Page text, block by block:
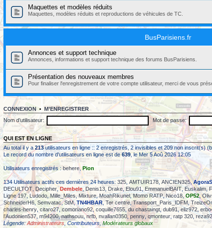
Maquettes et modèles réduits
Maquettes, modèles réduits et reproductions de véhicules de TC.
BusParisiens.fr
Annonces et support technique
Annonces, informations et support technique des forums BusParisiens.
Présentation des nouveaux membres
Pour finaliser l'enregistrement de votre compte utilisateur, merci de vous
CONNEXION • M’ENREGISTRER
Nom d’utilisateur:
Mot de passe:
QUI EST EN LIGNE
Au total il y a 213utilisateurs en ligne :: 2 enregistrés, 2 invisibles et 209 non inscrit(s)
Le record du nombre d’utilisateurs en ligne est de639, le Mer 5 Aoû 2026 12:05
Utilisateurs enregistrés : behere,Pion
134 Utilisateurs actifs ces dernières 24 heures: 325 AMTUIR178 ANCIEN325,
DECULTOT Decipher,Dembele,Denis13 Drake Elou91, EmmanuelBAIT ,Euskalim
Ligne 197 ,Ludodo Mille_Miles ,Mixture ,MoahRikunel,Momo RATP Nico18 ,OP52,
SchneiderH6 Semvatac,StM,TN4HBAR Ter centre,Transport_Paris_IDFM
charles-henry citaro27 comoriano92, coquille7655 du chastaingt dub91 eliz972
l’Audonien537 m94200,nathsouu ,nrfb, nvallan0350 ,penny qmonteur ratp 320 reza92
Légende: Administrateurs,Contributeurs,Modérateurs globaux